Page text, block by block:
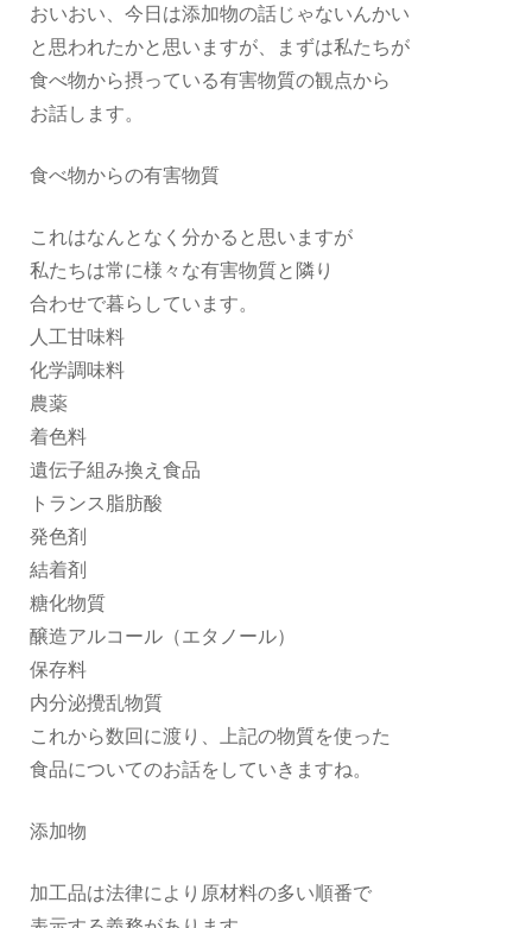
おいおい、今日は添加物の話じゃないんかい
と思われたかと思いますが、まずは私たちが
食べ物から摂っている有害物質の観点から
お話します。
食べ物からの有害物質
これはなんとなく分かると思いますが
私たちは常に様々な有害物質と隣り
合わせで暮らしています。
人工甘味料
化学調味料
農薬
着色料
遺伝子組み換え食品
トランス脂肪酸
発色剤
結着剤
糖化物質
醸造アルコール（エタノール）
保存料
内分泌攪乱物質
これから数回に渡り、上記の物質を使った
食品についてのお話をしていきますね。
添加物
加工品は法律により原材料の多い順番で